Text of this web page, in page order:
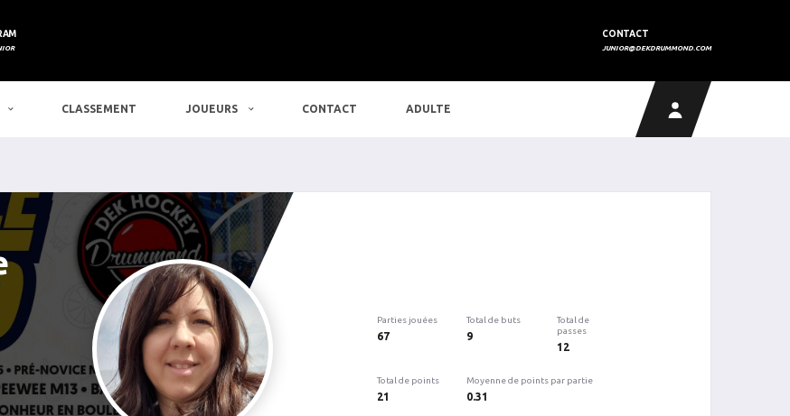
CONTACT
JUNIOR@DEKDRUMMOND.COM
CLASSEMENT JOUEURS CONTACT ADULTE
Parties jouées
67
Total de buts
9
Total de
passes
12
Total de points
21
Moyenne de points par partie
0.31